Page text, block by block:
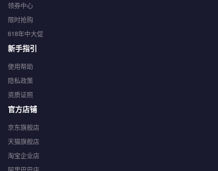
领券中心
限时抢购
618年中大促
新手指引
使用帮助
隐私政策
资质证照
官方店铺
京东旗舰店
天猫旗舰店
淘宝企业店